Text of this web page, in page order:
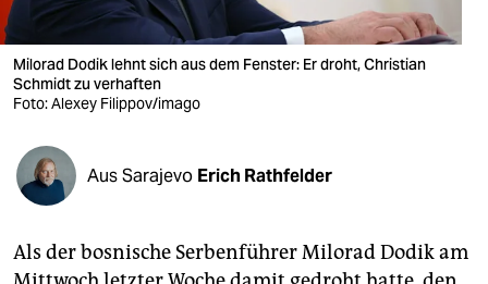
verlag
verlag
veranstaltungen
shop
fragen & hilfe
abo
Milorad Dodik lehnt sich aus dem Fenster: Er droht, Christian
Schmidt zu verhaften
Foto: Alexey Filippov/imago
Aus Sarajevo Erich Rathfelder
Als der bosnische Serbenführer Milorad Dodik am